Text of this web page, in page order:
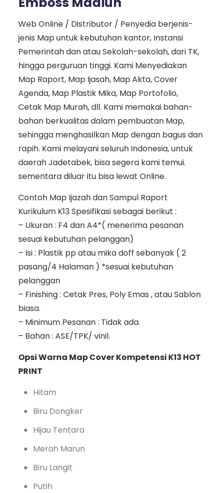
Web Online / Distributor / Penyedia berjenis-
jenis Map untuk kebutuhan kantor, Instansi
Pemerintah dan atau Sekolah-sekolah, dari TK,
hingga perguruan tinggi. Kami Menyediakan
Map Raport, Map Ijasah, Map Akta, Cover
Agenda, Map Plastik Mika, Map Portofolio,
Cetak Map Murah, dll. Kami memakai bahan-
bahan berkualitas dalam pembuatan Map,
sehingga menghasilkan Map dengan bagus dan
rapih. Kami melayani seluruh Indonesia, untuk
daerah Jadetabek, bisa segera kami temui.
sementara diluar itu bisa lewat Online.
Contoh Map Ijazah dan Sampul Raport
Kurikulum K13 Spesifikasi sebagai berikut :
– Ukuran : F4 dan A4*( menerima pesanan
sesuai kebutuhan pelanggan)
– Isi : Plastik pp atau mika doff sebanyak ( 2
pasang/4 Halaman ) *sesuai kebutuhan
pelanggan
– Finishing : Cetak Pres, Poly Emas , atau Sablon
biasa.
– Minimum Pesanan : Tidak ada.
– Bahan : ASE/TPK/ vinil.
Opsi Warna Map Cover Kompetensi K13 HOT
PRINT
Hitam
Biru Dongker
Hijau Tentara
Merah Marun
Biru Langit
Putih